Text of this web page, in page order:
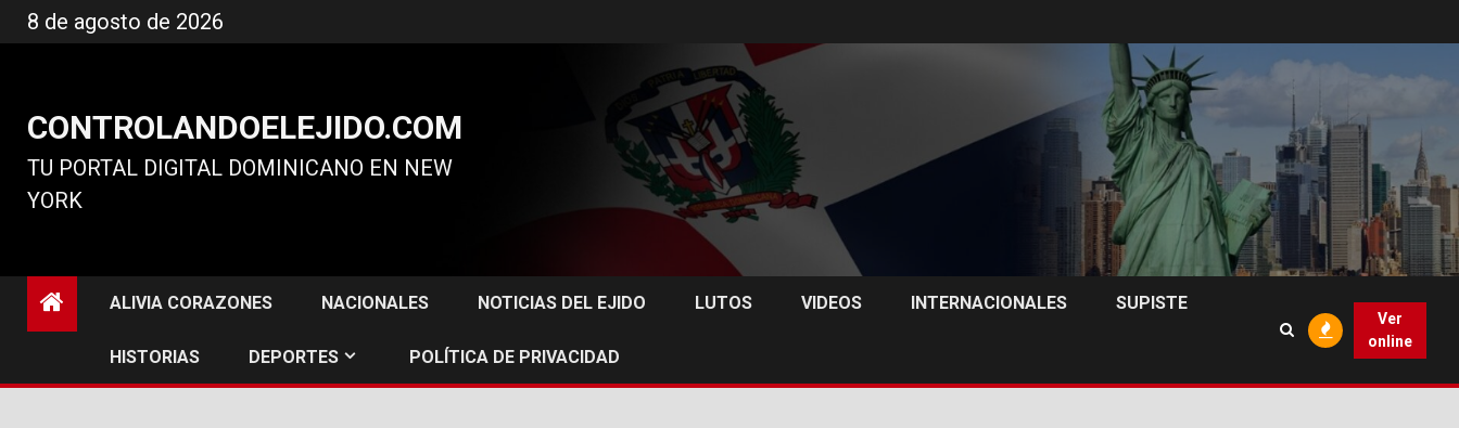
al
8 de agosto de 2026
CONTROLANDOELEJIDO.COM
TU PORTAL DIGITAL DOMINICANO EN NEW
YORK
ALIVIA CORAZONES NACIONALES NOTICIAS DEL EJIDO LUTOS VIDEOS INTERNACIONALES SUPISTE
HISTORIAS DEPORTES POLÍTICA DE PRIVACIDAD
Ver
online